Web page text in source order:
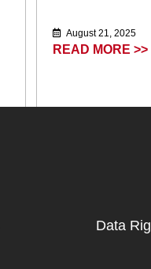
August 21, 2025
READ MORE >>
Data